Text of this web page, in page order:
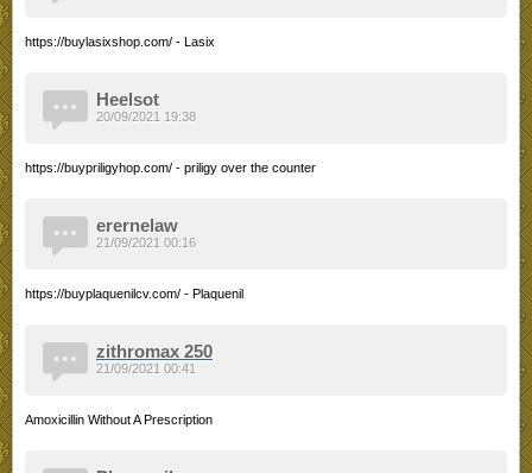
https://buylasixshop.com/ - Lasix
Heelsot
https://buypriligyhop.com/ - priligy over the counter
20/09/2021 19:38
erernelaw
https://buyplaquenilcv.com/ - Plaquenil
21/09/2021 00:16
zithromax 250
Amoxicillin Without A Prescription
21/09/2021 00:41